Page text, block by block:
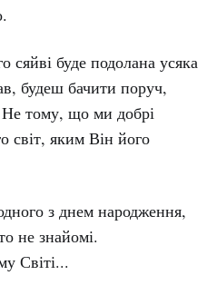
сяйві буде подолана усяка
будеш бачити поруч,
Не тому, що ми добрі
яким Він його
з днем народження,
не знайомі.
Світі...